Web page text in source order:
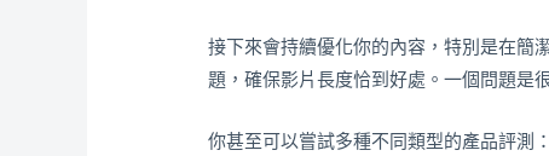
接下來會持續優化你的內容，特別是在簡
題，確保影片長度恰到好處。一個問題是
你甚至可以嘗試多種不同類型的產品評測